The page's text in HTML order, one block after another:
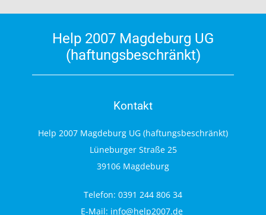
Help 2007 Magdeburg UG
(haftungsbeschränkt)
Kontakt
Help 2007 Magdeburg UG (haftungsbeschränkt)
Lüneburger Straße 25
39106 Magdeburg
Telefon: 0391 244 806 34
E-Mail: info@help2007.de